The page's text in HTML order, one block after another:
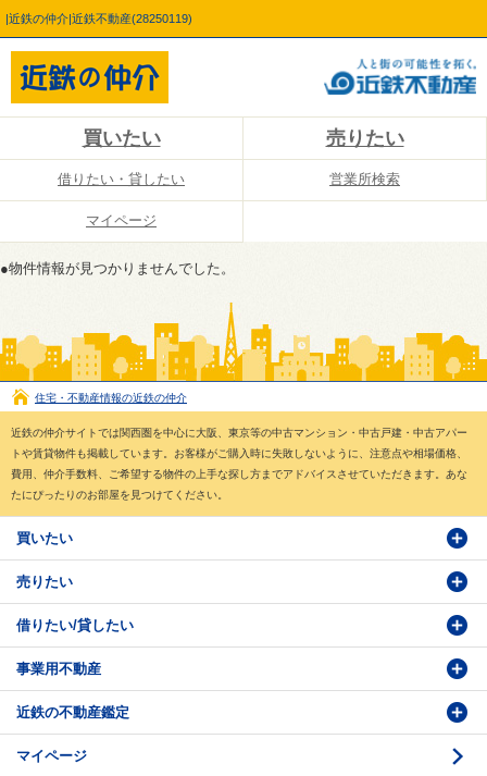
|近鉄の仲介|近鉄不動産(28250119)
買いたい 売りたい
借りたい・貸したい 営業所検索
マイページ
●物件情報が見つかりませんでした。
住宅・不動産情報の近鉄の仲介
近鉄の仲介サイトでは関西圏を中心に大阪、東京等の中古マンション・中古戸建・中古アパー
トや賃貸物件も掲載しています。お客様がご購入時に失敗しないように、注意点や相場価格、
費用、仲介手数料、ご希望する物件の上手な探し方までアドバイスさせていただきます。あな
たにぴったりのお部屋を見つけてください。
買いたい
物件検索
物件番号検索
投資・事業用検索
購入のお問い合わせ
売りたい
価格査定依頼
売却相談
借りたい/貸したい
賃貸物件検索
学園前賃貸センター
賃貸借のお問い合わせ
事業用不動産
購入・売却の流れ
収益不動産の取扱
近鉄の不動産鑑定
時価評価支援
マイページ